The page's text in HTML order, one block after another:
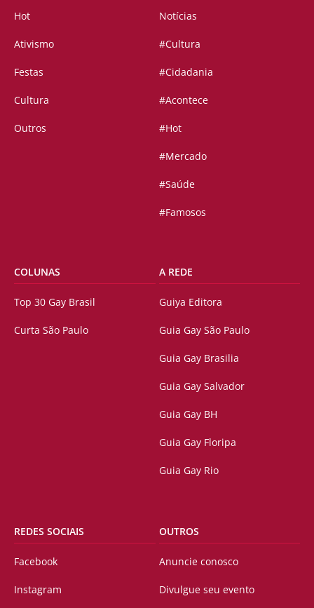
Hot
Ativismo
Festas
Cultura
Outros
Notícias
#Cultura
#Cidadania
#Acontece
#Hot
#Mercado
#Saúde
#Famosos
COLUNAS
Top 30 Gay Brasil
Curta São Paulo
A REDE
Guiya Editora
Guia Gay São Paulo
Guia Gay Brasilia
Guia Gay Salvador
Guia Gay BH
Guia Gay Floripa
Guia Gay Rio
REDES SOCIAIS
Facebook
Instagram
OUTROS
Anuncie conosco
Divulgue seu evento